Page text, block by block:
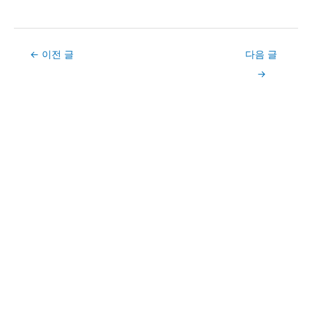
Post← 이전 글
다음 글
→